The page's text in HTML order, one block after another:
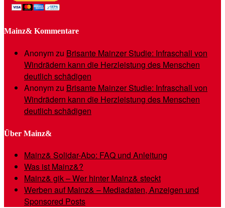
Mainz& Kommentare
Anonymzu Brisante Mainzer Studie: Infraschall von
Windrädern kann die Herzleistung des Menschen
deutlich schädigen
Anonymzu Brisante Mainzer Studie: Infraschall von
Windrädern kann die Herzleistung des Menschen
deutlich schädigen
Über Mainz&
Mainz& Solidar-Abo: FAQ und Anleitung
Was ist Mainz&?
Mainz& gik – Wer hinter Mainz& steckt
Werben auf Mainz& – Mediadaten, Anzeigen und
Sponsored Posts